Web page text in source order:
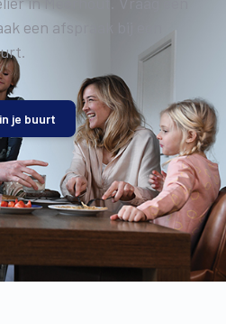
een afspraak bij een
je buurt